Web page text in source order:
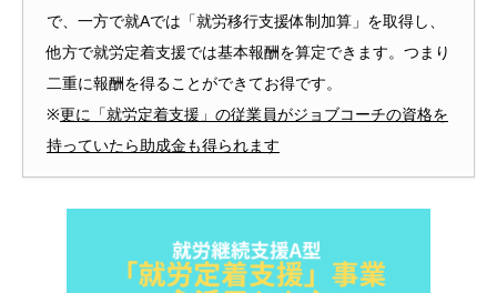
で、一方で就Aでは「就労移行支援体制加算」を取得し、
他方で就労定着支援では基本報酬を算定できます。つまり
二重に報酬を得ることができてお得です。
※更に「就労定着支援」の従業員がジョブコーチの資格を
持っていたら助成金も得られます